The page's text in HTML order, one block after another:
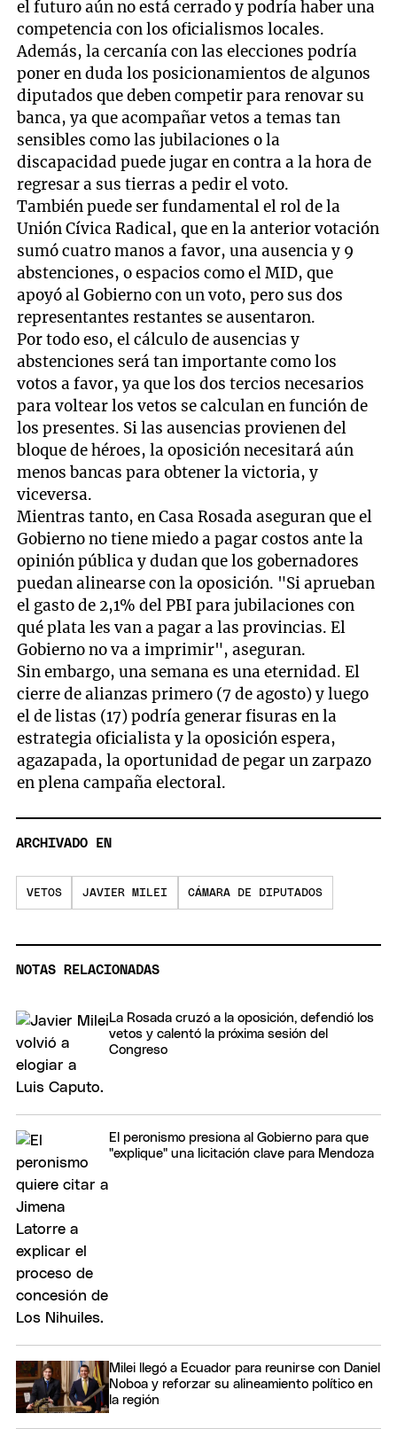
el futuro aún no está cerrado y podría haber una
competencia con los oficialismos locales.
Además, la cercanía con las elecciones podría
poner en duda los posicionamientos de algunos
diputados que deben competir para renovar su
banca, ya que acompañar vetos a temas tan
sensibles como las jubilaciones o la
discapacidad puede jugar en contra a la hora de
regresar a sus tierras a pedir el voto.
También puede ser fundamental el rol de la
Unión Cívica Radical, que en la anterior votación
sumó cuatro manos a favor, una ausencia y 9
abstenciones, o espacios como el MID, que
apoyó al Gobierno con un voto, pero sus dos
representantes restantes se ausentaron.
Por todo eso, el cálculo de ausencias y
abstenciones será tan importante como los
votos a favor, ya que los dos tercios necesarios
para voltear los vetos se calculan en función de
los presentes. Si las ausencias provienen del
bloque de héroes, la oposición necesitará aún
menos bancas para obtener la victoria, y
viceversa.
Mientras tanto, en Casa Rosada aseguran que el
Gobierno no tiene miedo a pagar costos ante la
opinión pública y dudan que los gobernadores
puedan alinearse con la oposición. "Si aprueban
el gasto de 2,1% del PBI para jubilaciones con
qué plata les van a pagar a las provincias. El
Gobierno no va a imprimir", aseguran.
Sin embargo, una semana es una eternidad. El
cierre de alianzas primero (7 de agosto) y luego
el de listas (17) podría generar fisuras en la
estrategia oficialista y la oposición espera,
agazapada, la oportunidad de pegar un zarpazo
en plena campaña electoral.
ARCHIVADO EN
VETOS JAVIER MILEI CÁMARA DE DIPUTADOS
NOTAS RELACIONADAS
La Rosada cruzó a la oposición, defendió los
vetos y calentó la próxima sesión del
Congreso
El peronismo presiona al Gobierno para que
"explique" una licitación clave para Mendoza
Milei llegó a Ecuador para reunirse con Daniel
Noboa y reforzar su alineamiento político en
la región